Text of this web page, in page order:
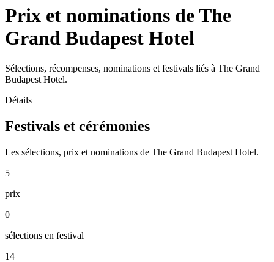
Prix et nominations de The
Grand Budapest Hotel
Sélections, récompenses, nominations et festivals liés à The Grand
Budapest Hotel.
Détails
Festivals et cérémonies
Les sélections, prix et nominations de The Grand Budapest Hotel.
5
prix
0
sélections en festival
14